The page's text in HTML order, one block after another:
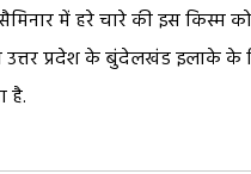
में हरे चारे की इस किस्म
व उत्तर प्रदेश के बुंदेलखंड इलाके के
है.